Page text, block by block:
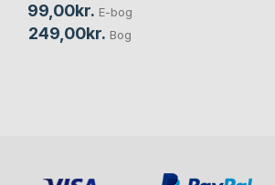
99,00kr. E-bog
249,00kr. Bog